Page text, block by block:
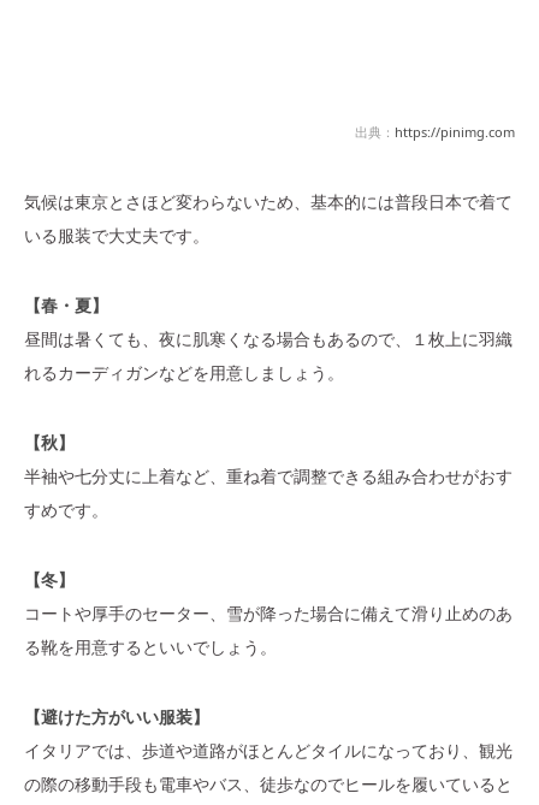
出典： https://pinimg.com
気候は東京とさほど変わらないため、基本的には普段日本で着て
いる服装で大丈夫です。
【春・夏】
昼間は暑くても、夜に肌寒くなる場合もあるので、１枚上に羽織
れるカーディガンなどを用意しましょう。
【秋】
半袖や七分丈に上着など、重ね着で調整できる組み合わせがおす
すめです。
【冬】
コートや厚手のセーター、雪が降った場合に備えて滑り止めのあ
る靴を用意するといいでしょう。
【避けた方がいい服装】
イタリアでは、歩道や道路がほとんどタイルになっており、観光
の際の移動手段も電車やバス、徒歩なのでヒールを履いていると